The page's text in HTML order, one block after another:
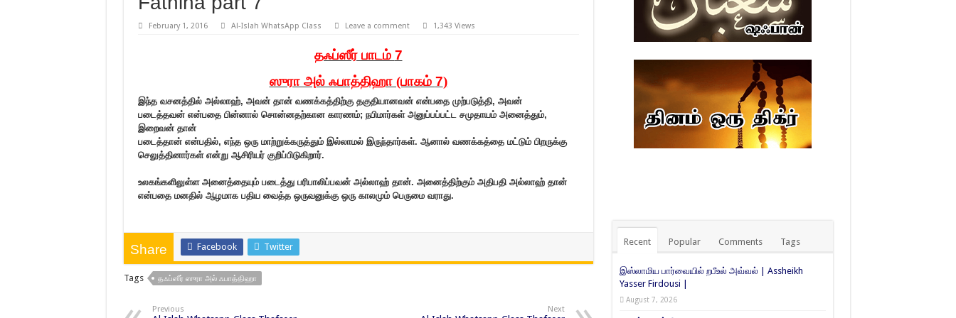
February 1, 2016 Al-Islah WhatsApp Class Leave a comment 1,343 Views
தஃப்ஸீர் பாடம் 7
ஸுரா அல் ஃபாத்திஹா (பாகம் 7)
இந்த வசனத்தில் அல்லாஹ், அவன் தான் வணக்கத்திற்கு தகுதியானவன் என்பதை முற்படுத்தி, அவன்
படைத்தவன் என்பதை பின்னால் சொன்னதற்கான காரணம்; நபிமார்கள் அனுப்பப்பட்ட சமுதாயம் அனைத்தும்,
இறைவன் தான்
படைத்தான் என்பதில், எந்த ஒரு மாற்றுக்கருத்தும் இல்லாமல் இருந்தார்கள். ஆனால் வணக்கத்தை மட்டும் பிறருக்கு
செலுத்தினார்கள் என்று ஆசிரியர் குறிப்பிடுகிறார்.
உலகங்களிலுள்ள அனைத்தையும் படைத்து பரிபாலிப்பவன் அல்லாஹ் தான். அனைத்திற்கும் அதிபதி அல்லாஹ் தான்
என்பதை மனதில் ஆழமாக பதிய வைத்த ஒருவனுக்கு ஒரு காலமும் பெருமை வராது.
Share Facebook Twitter
Tags தஃப்ஸீர் ஸுரா அல் ஃபாத்திஹா
Previous Next
Recent Popular Comments Tags
இஸ்லாமிய பார்வையில் றபீஉல் அவ்வல் | Assheikh
Yasser Firdousi |
August 7, 2026